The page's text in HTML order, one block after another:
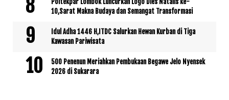
10,Sarat Makna Budaya dan Semangat Transformasi
Idul Adha 1446 H,ITDC Salurkan Hewan Kurban di Tiga
Kawasan Pariwisata
500 Penenun Meriahkan Pembukaan Begawe Jelo Nyensek
2026 di Sukarara